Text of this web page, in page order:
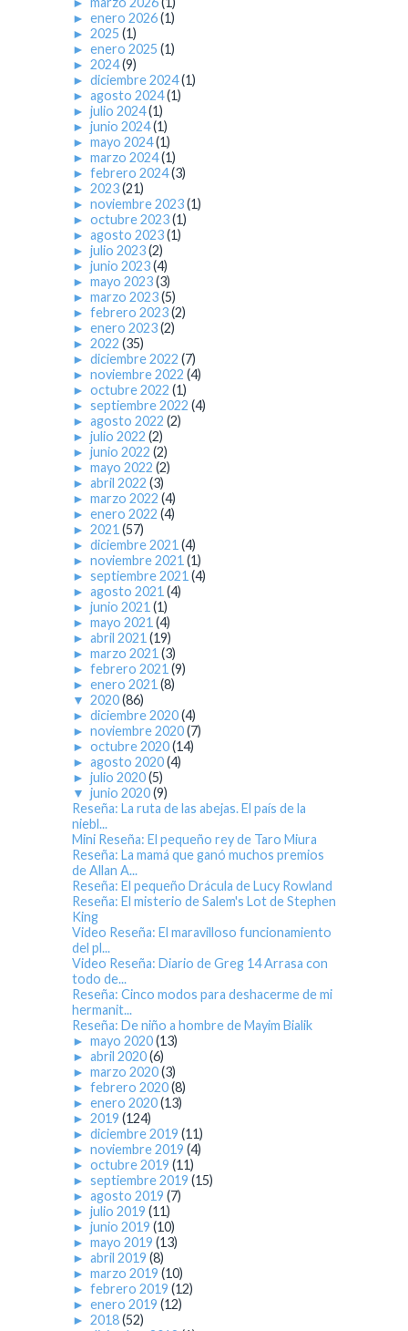
► enero 2026(1)
► 2025 (1)
► enero 2025 (1)
► 2024(9)
► diciembre 2024(1)
► agosto 2024(1)
► julio 2024(1)
► junio 2024(1)
► mayo 2024(1)
► marzo 2024(1)
► febrero 2024(3)
► 2023(21)
► noviembre 2023(1)
► octubre 2023(1)
► agosto 2023(1)
► julio 2023(2)
► junio 2023(4)
► mayo 2023(3)
► marzo 2023(5)
► febrero 2023(2)
► enero 2023(2)
► 2022 (35)
► diciembre 2022 (7)
► noviembre 2022 (4)
► octubre 2022 (1)
► septiembre 2022 (4)
► agosto 2022 (2)
► julio 2022 (2)
► junio 2022 (2)
► mayo 2022 (2)
► abril 2022 (3)
► marzo 2022 (4)
► enero 2022 (4)
► 2021 (57)
► diciembre 2021 (4)
► noviembre 2021 (1)
► septiembre 2021 (4)
► agosto 2021 (4)
► junio 2021 (1)
► mayo 2021 (4)
► abril 2021 (19)
► marzo 2021 (3)
► febrero 2021 (9)
► enero 2021 (8)
▼ 2020(86)
► diciembre 2020(4)
► noviembre 2020(7)
► octubre 2020(14)
► agosto 2020(4)
► julio 2020(5)
▼ junio 2020(9)
Reseña: La ruta de las abejas. El país de la
niebl...
Mini Reseña: El pequeño rey de Taro Miura
Reseña: La mamá que ganó muchos premios
de Allan A...
Reseña: El pequeño Drácula de Lucy Rowland
Reseña: El misterio de Salem's Lot de Stephen
King
Video Reseña: El maravilloso funcionamiento
del pl...
Video Reseña: Diario de Greg 14 Arrasa con
todo de...
Reseña: Cinco modos para deshacerme de mi
hermanit...
Reseña: De niño a hombre de Mayim Bialik
► mayo 2020(13)
► abril 2020(6)
► marzo 2020(3)
► febrero 2020(8)
► enero 2020(13)
► 2019 (124)
► diciembre 2019 (11)
► noviembre 2019 (4)
► octubre 2019 (11)
► septiembre 2019 (15)
► agosto 2019 (7)
► julio 2019 (11)
► junio 2019 (10)
► mayo 2019 (13)
► abril 2019 (8)
► marzo 2019 (10)
► febrero 2019 (12)
► enero 2019 (12)
► 2018(52)